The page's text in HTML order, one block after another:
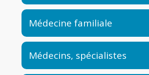
Médecine familiale
Médecins, spécialistes